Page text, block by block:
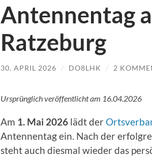
Antennentag
Ratzeburg
30. APRIL 2026 / DO8LHK / 2
Ursprünglich veröffentlicht am 16.04.2026
Am 1. Mai 2026 lädt der
Antennentag ein. Nach der
steht auch diesmal wieder das